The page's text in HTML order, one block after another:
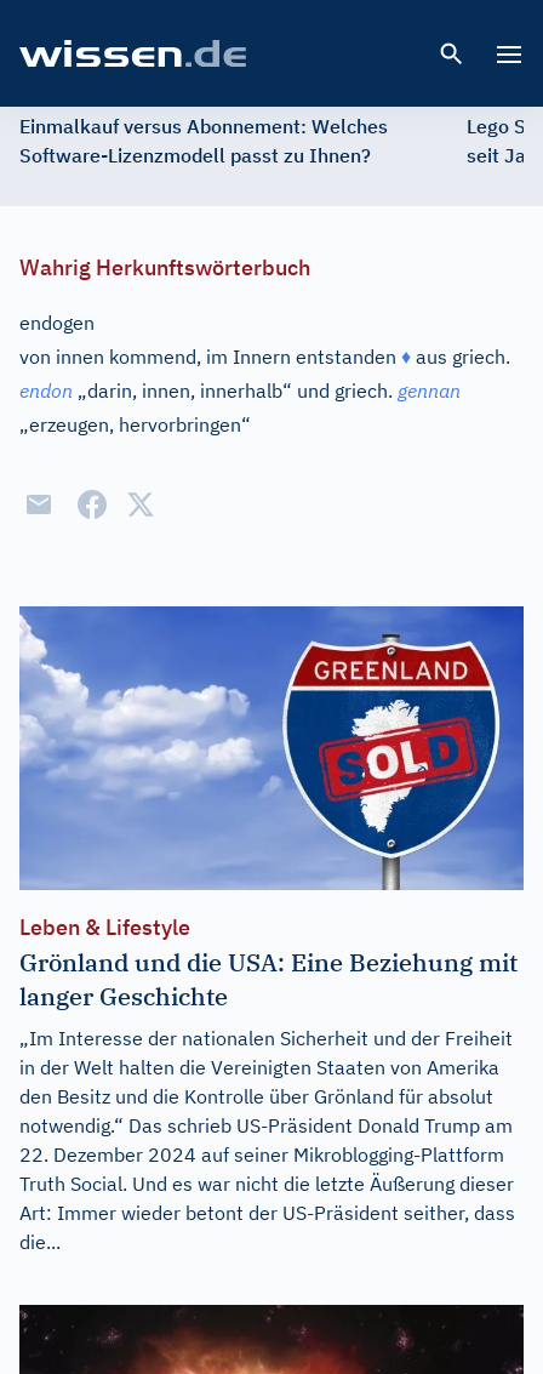
Einmalkauf versus Abonnement: Welches
Software-Lizenzmodell passt zu Ihnen?
Lego
seit
Wahrig Herkunftswörterbuch
endogen
von innen kommend, im Innern entstanden ♦ aus griech.
endon „darin, innen, innerhalb“ und griech. gennan
„erzeugen, hervorbringen“
Leben & Lifestyle
Grönland und die USA: Eine Beziehung mit
langer Geschichte
„Im Interesse der nationalen Sicherheit und der Freiheit
in der Welt halten die Vereinigten Staaten von Amerika
den Besitz und die Kontrolle über Grönland für absolut
notwendig.“ Das schrieb US-Präsident Donald Trump am
22. Dezember 2024 auf seiner Mikroblogging-Plattform
Truth Social. Und es war nicht die letzte Äußerung dieser
Art: Immer wieder betont der US-Präsident seither, dass
die...